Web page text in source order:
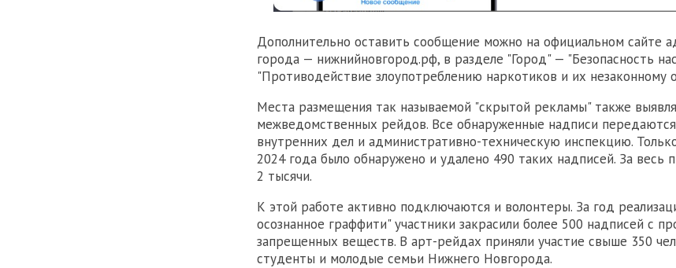
Дополнительно оставить сообщение можно на официальном сайте
города — нижнийновгород.рф, в разделе "Город" — "Безопасность
"Противодействие злоупотреблению наркотиков и их незаконному
Места размещения так называемой "скрытой рекламы" также
межведомственных рейдов. Все обнаруженные надписи
внутренних дел и административно-техническую инспекцию.
2024 года было обнаружено и удалено 490 таких надписей. За весь
2 тысячи.
К этой работе активно подключаются и волонтеры. За год
осознанное граффити" участники закрасили более 500 надписей с
запрещенных веществ. В арт-рейдах приняли участие свыше 350
студенты и молодые семьи Нижнего Новгорода.